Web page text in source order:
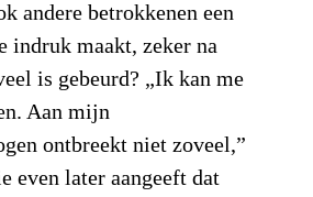
andere betrokkenen een
indruk maakt, zeker na
is gebeurd? „Ik kan me
Aan mijn
ontbreekt niet zoveel,”
even later aangeeft dat